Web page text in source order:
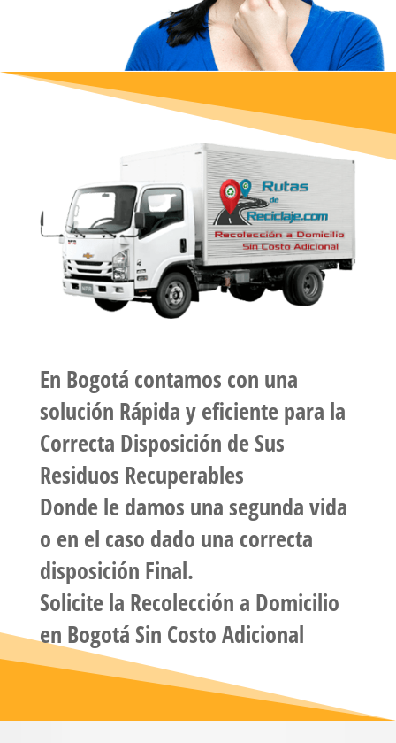
En Bogotá contamos con una
solución Rápida y eficiente para la
Correcta Disposición de Sus
Residuos Recuperables
Donde le damos una segunda vida
o en el caso dado una correcta
disposición Final.
Solicite la Recolección a Domicilio
en Bogotá Sin Costo Adicional